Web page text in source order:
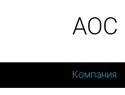
АОС
Компания